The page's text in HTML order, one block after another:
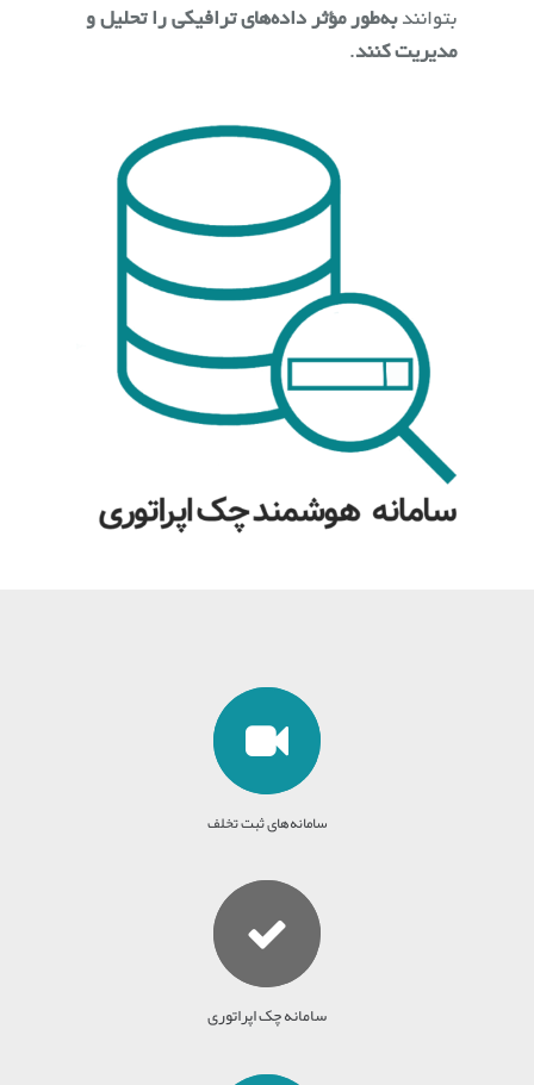
بتوانندبه‌طور مؤثر داده‌های ترافیکی را تحلیل و
مدیریت کنند.
سامانه‌های ثبت تخلف
سامانه چک اپراتوری